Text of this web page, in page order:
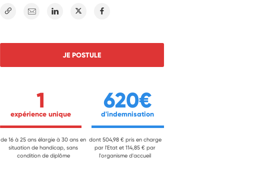
E-mail Linkedin Twitter
JE POSTULE
1
expérience unique
de 16 à 25 ans élargie à 30 ans en
situation de handicap, sans
condition de diplôme
620€
d'indemnisation
dont 504,98 € pris en charge
par l'Etat et 114,85 € par
l'organisme d'accueil